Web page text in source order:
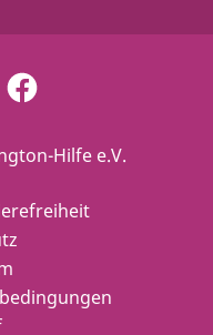
Hilfe e.V.